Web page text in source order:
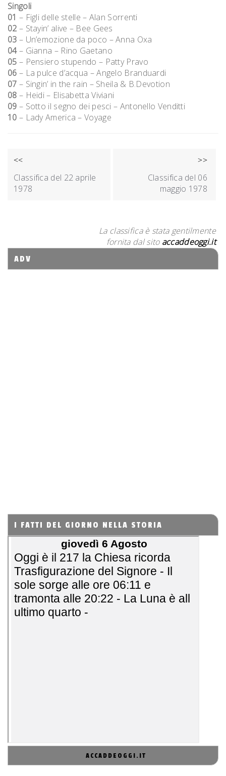
Singoli
01 – Figli delle stelle – Alan Sorrenti
02 – Stayin’ alive – Bee Gees
03 – Un’emozione da poco – Anna Oxa
04– Gianna – Rino Gaetano
05 – Pensiero stupendo – Patty Pravo
06 – La pulce d’acqua – Angelo Branduardi
07 – Singin’ in the rain – Sheila & B.Devotion
08 – Heidi – Elisabetta Viviani
09 – Sotto il segno dei pesci – Antonello Venditti
10 – Lady America – Voyage
NAVIGAZIONE
ARTICOLI
<<
Classifica del 22 aprile
1978
>>
Classifica del 06
maggio 1978
La classifica è stata gentilmente
fornita dal sito accaddeoggi.it
ADV
I FATTI DEL GIORNO NELLA STORIA
ACCADDEOGGI.IT